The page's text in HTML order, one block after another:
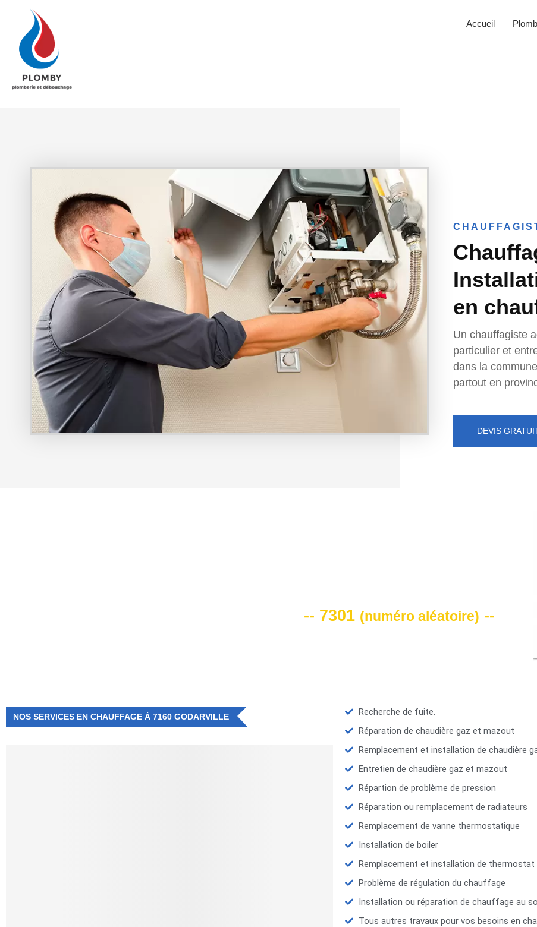
Accueil
en
Un chauffagiste
particulier et
dans la
partout en
DEVIS
-- 7301 (numéro aléatoire) --
NOS SERVICES EN CHAUFFAGE À 7160 GODARVILLE
Recherche de fuite.
Réparation de chaudière gaz et mazout
Remplacement et installation de chaudière
Entretien de chaudière gaz et mazout
Répartion de problème de pression
Réparation ou remplacement de radiateurs
Remplacement de vanne thermostatique
Installation de boiler
Remplacement et installation de thermostat
Problème de régulation du chauffage
Installation ou réparation de chauffage au
Tous autres travaux pour vos besoins en